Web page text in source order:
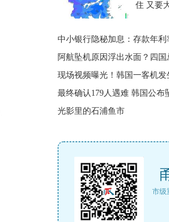
住 又要
中小银行隐秘加息：存款年利
阿航坠机原因浮出水面？四
现场视频曝光！韩国一客机
最终确认179人遇难 韩国公布
光影里的石浦鱼市
市级